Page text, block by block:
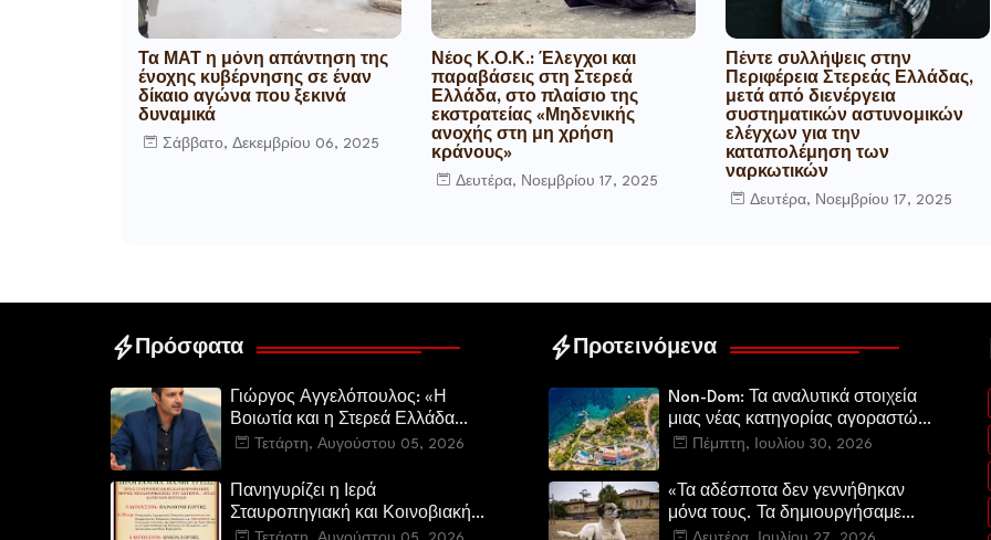
Τα ΜΑΤ η μόνη απάντηση της
ένοχης κυβέρνησης σε έναν
δίκαιο αγώνα που ξεκινά
δυναμικά
Σάββατο, Δεκεμβρίου 06, 2025
Νέος Κ.Ο.Κ.: Έλεγχοι και
παραβάσεις στη Στερεά
Ελλάδα, στο πλαίσιο της
εκστρατείας «Μηδενικής
ανοχής στη μη χρήση
κράνους»
Δευτέρα, Νοεμβρίου 17, 2025
Πέντε συλλήψεις στην
Περιφέρεια Στερεάς Ελλάδας,
μετά από διενέργεια
συστηματικών αστυνομικών
ελέγχων για την
καταπολέμηση των
ναρκωτικών
Δευτέρα, Νοεμβρίου 17, 2025
Πρόσφατα
Γιώργος Αγγελόπουλος: «Η
Βοιωτία και η Στερεά Ελλάδα
καίγεται. Η Κυβέρνηση και η
αυτοθαυμάζονται.»
Τετάρτη, Αυγούστου 05, 2026
Πανηγυρίζει η Ιερά
Σταυροπηγιακή και Κοινοβιακή
Μονή Μεταμορφώσεως του
Προτεινόμενα
Non-Dom: Τα αναλυτικά στοιχεία
μιας νέας κατηγορίας αγοραστών
στην ελληνική αγορά πολυτελών
Πέμπτη, Ιουλίου 30, 2026
«Τα αδέσποτα δεν γεννήθηκαν
μόνα τους. Τα δημιουργήσαμε
εμείς.»